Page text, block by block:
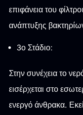
επιφάνεια του
ανάπτυξης
3ο Στάδιο:
Στην συνέχεια το
εισέρχεται στο
ενεργό άνθρακα.